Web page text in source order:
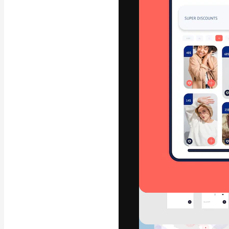
La
migliori lavori.
creativi,